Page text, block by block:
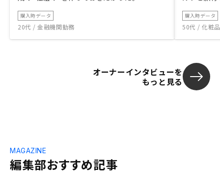
購入時データ
20代 / 金融機関勤務
購入時データ
50代 / 化粧
オーナーインタビューを
もっと見る
編集部おすすめ記事
MAGAZINE